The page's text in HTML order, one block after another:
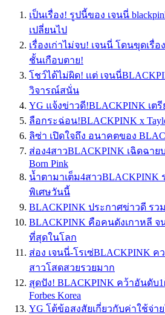
เป็นเรื่อง! รูปนี้ของ เจนนี่
เปลี่ยนไป
เรื่องเก่าไม่จบ! เจนนี่ โดนขุดเรื่
ชั้นเกือบตาย!
โชว์ได้ไม่ผิด! เเต่ เจนนี่
วิจารณ์สนั่น
YG แจ้งข่าวดี!BLACKPINK เต
ลือกระฉ่อน!BLACKPINK x
ลิซ่า เปิดใจถึง อนาคตของ
ส่อง4สาวBLACKPINK เฉิดฉา
Born Pink
น้ำตามาเต็ม4สาว
พิเศษวันนี้
BLACKPINK ประกาศข่าวดี รว
BLACKPINK คือคนดังเกาหลี
ที่สุดในโลก
ส่อง เจนนี่-โรเซ่BLACKPINK ค
สาวโสดสวยรวยมาก
สุดปัง! BLACKPINK คว้าอันดับ
Forbes Korea
YG โต้ข้อสงสัยเกี่ยวกับค่าใช้จ่